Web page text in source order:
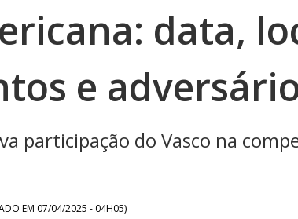
data,
e
participação do Vasco na
EM 07/04/2025 - 04H05)